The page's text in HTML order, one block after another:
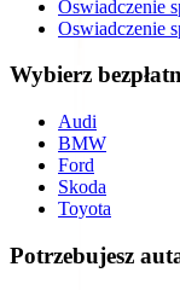
Oswiadczenie
Oswiadczenie
Wybierz
Audi
BMW
Ford
Skoda
Toyota
Potrzebujesz